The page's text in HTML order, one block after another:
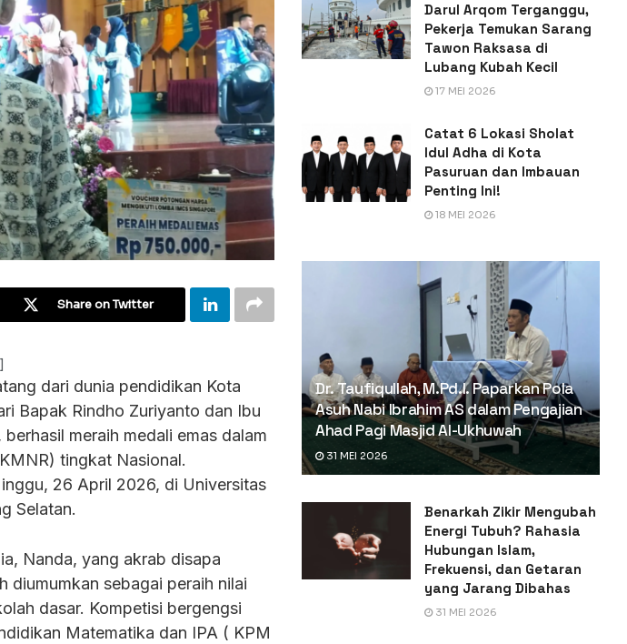
Share on Twitter
dari dunia pendidikan Kota
Bapak Rindho Zuriyanto dan Ibu
meraih medali emas dalam
tingkat Nasional.
26 April 2026, di Universitas
Selatan.
Nanda, yang akrab disapa
diumumkan sebagai peraih nilai
dasar. Kompetisi bergengsi
Matematika dan IPA ( KPM
Darul Arqom Terganggu,
Pekerja Temukan Sarang
Tawon Raksasa di
Lubang Kubah Kecil
17 MEI 2026
Catat 6 Lokasi Sholat
Idul Adha di Kota
Pasuruan dan Imbauan
Penting Ini!
18 MEI 2026
Dr. Taufiqullah, M.Pd.I. Paparkan Pola
Asuh Nabi Ibrahim AS dalam Pengajian
Ahad Pagi Masjid Al-Ukhuwah
31 MEI 2026
Benarkah Zikir Mengubah
Energi Tubuh? Rahasia
Hubungan Islam,
Frekuensi, dan Getaran
yang Jarang Dibahas
31 MEI 2026